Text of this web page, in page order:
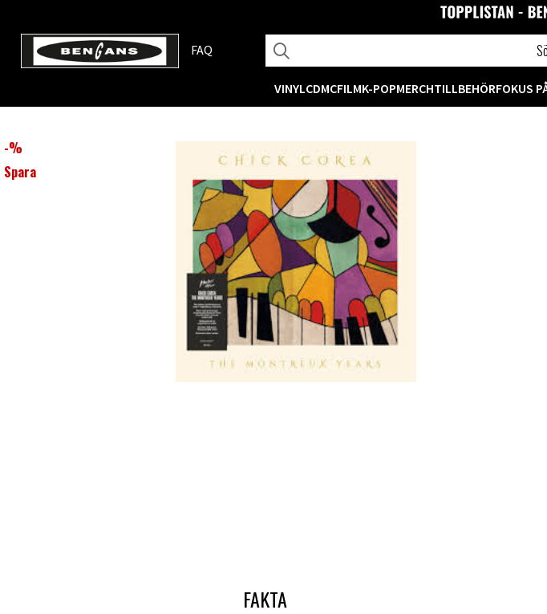
FAQ
VINYLCDMCFILMK-POPMERCHTILLBEHÖRFOKUS
-%
Spara
FAKTA